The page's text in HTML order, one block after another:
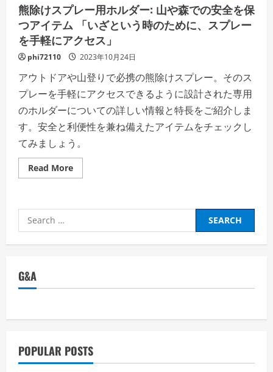
熊除けスプレー用ホルダー: 山や森での安全を保
つアイテム 「いざという時のために、スプレー
を手軽にアクセス」
phi72110 2023年10月24日
アウトドアや山登りで必携の熊除けスプレー。そのス
プレーを手軽にアクセスできるように設計された専用
のホルダーについての詳しい情報と特長をご紹介しま
す。安全と利便性を兼ね備えたアイテムをチェックし
てみましょう。
Read MoreRead
more
け
レ
ー
ー:
で
全
を
保
Search
for:
G&A
POPULAR POSTS